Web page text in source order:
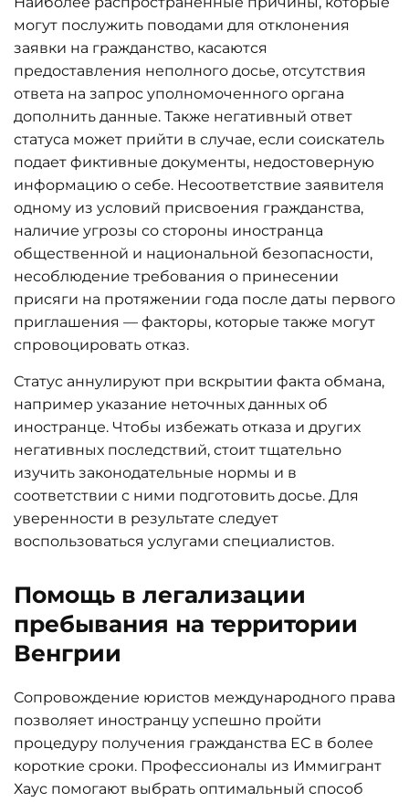
могут послужить поводами для отклонения
заявки на гражданство, касаются
предоставления неполного досье, отсутствия
ответа на запрос уполномоченного органа
дополнить данные. Также негативный ответ
статуса может прийти в случае, если соискатель
подает фиктивные документы, недостоверную
информацию о себе. Несоответствие заявителя
одному из условий присвоения гражданства,
наличие угрозы со стороны иностранца
общественной и национальной безопасности,
несоблюдение требования о принесении
присяги на протяжении года после даты первого
приглашения — факторы, которые также могут
спровоцировать отказ.
Статус аннулируют при вскрытии факта обмана,
например указание неточных данных об
иностранце. Чтобы избежать отказа и других
негативных последствий, стоит тщательно
изучить законодательные нормы и в
соответствии с ними подготовить досье. Для
уверенности в результате следует
воспользоваться услугами специалистов.
Помощь в легализации
пребывания на территории
Венгрии
Сопровождение юристов международного права
позволяет иностранцу успешно пройти
процедуру получения гражданства ЕС в более
короткие сроки. Профессионалы из Иммигрант
Хаус помогают выбрать оптимальный способ